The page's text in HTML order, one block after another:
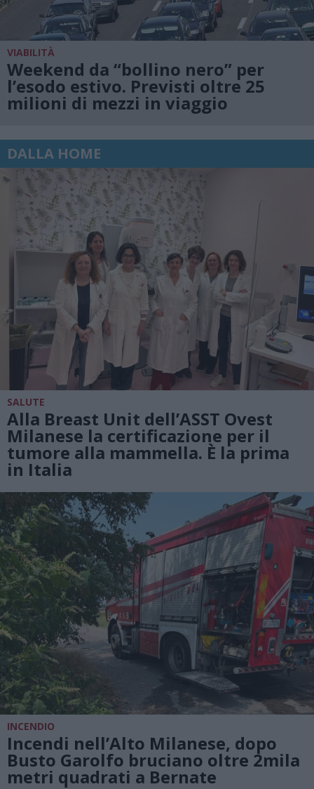
VIABILITÀ
Weekend da “bollino nero” per
l’esodo estivo. Previsti oltre 25
milioni di mezzi in viaggio
DALLA HOME
SALUTE
Alla Breast Unit dell’ASST Ovest
Milanese la certificazione per il
tumore alla mammella. È la prima
in Italia
INCENDIO
Incendi nell’Alto Milanese, dopo
Busto Garolfo bruciano oltre 2mila
metri quadrati a Bernate